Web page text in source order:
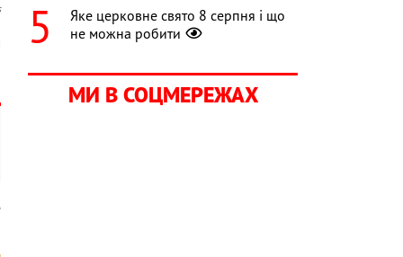
Яке церковне свято 8 серпня і що
не можна робити
МИ В СОЦМЕРЕЖАХ